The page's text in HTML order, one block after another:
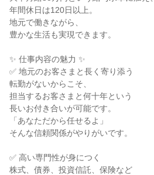
年間休日は120日以上。
地元で働きながら、
豊かな生活も実現できます。
✨ 仕事内容の魅力 ✨
✅ 地元のお客さまと長く寄り添う
転勤がないからこそ、
担当するお客さまと何十年という
長いお付き合いが可能です。
「あなただから任せるよ」
そんな信頼関係がやりがいです。
✅ 高い専門性が身につく
株式、債券、投資信託、保険など